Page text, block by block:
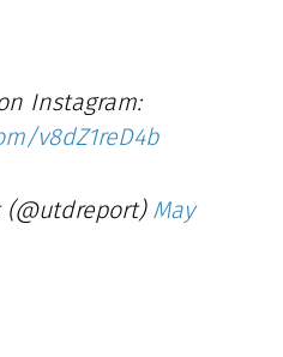
Instagram:
v8dZ1reD4b
May